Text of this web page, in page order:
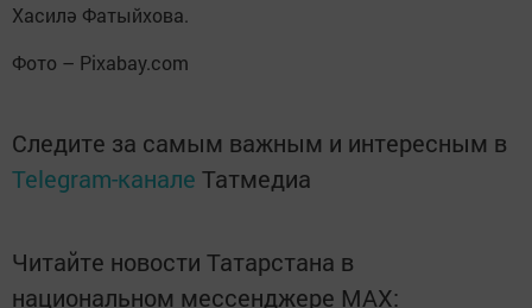
Хасилә Фатыйхова.
Фото – Pixabay.com
Следите за самым важным и интересным в
Telegram-канале Татмедиа
Читайте новости Татарстана в
национальном мессенджере MАХ: